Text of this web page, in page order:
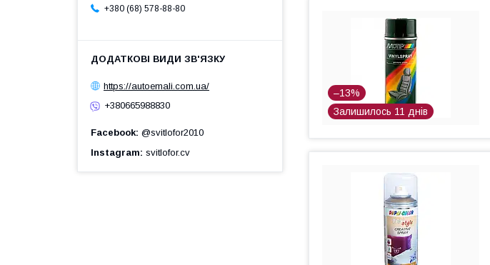
–13%
Залишилось 11 днів
+380 (68) 578-88-80
https://autoemali.com.ua/
+380665988830
Facebook @svitlofor2010
Instagram svitlofor.cv